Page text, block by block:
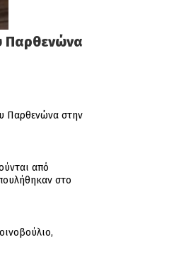
Παρθενώνα
Παρθενώνα στην
από
στο